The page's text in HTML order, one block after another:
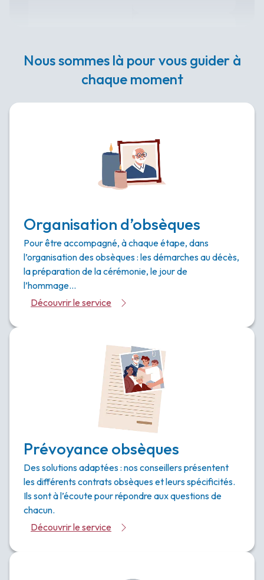
Nous sommes là pour vous guider à
chaque moment
Organisation d’obsèques
Pour être accompagné, à chaque étape, dans
l’organisation des obsèques : les démarches au décès,
la préparation de la cérémonie, le jour de
l’hommage…
Découvrir le service
Prévoyance obsèques
Des solutions adaptées : nos conseillers présentent
les différents contrats obsèques et leurs spécificités.
Ils sont à l’écoute pour répondre aux questions de
chacun.
Découvrir le service